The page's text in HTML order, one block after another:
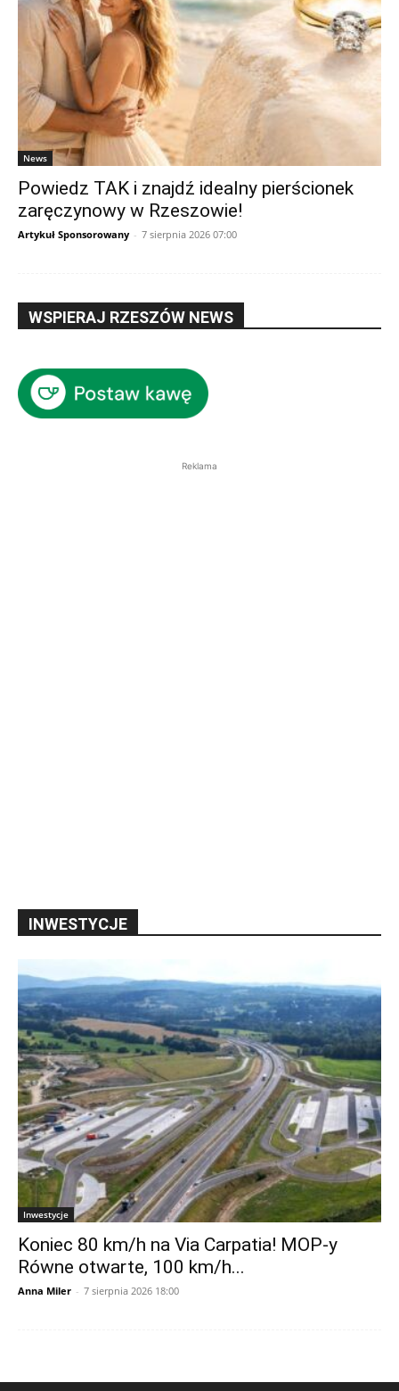
News
Powiedz TAK i znajdź idealny pierścionek
zaręczynowy w Rzeszowie!
Artykuł Sponsorowany - 7 sierpnia 2026 07:00
WSPIERAJ RZESZÓW NEWS
Reklama
INWESTYCJE
Inwestycje
Koniec 80 km/h na Via Carpatia! MOP-y
Równe otwarte, 100 km/h...
Anna Miler - 7 sierpnia 2026 18:00